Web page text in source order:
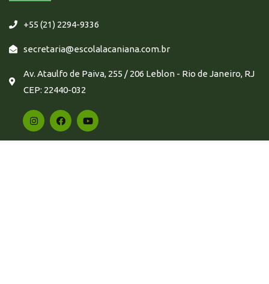
+55 (21) 2294-9336
secretaria@escolalacaniana.com.br
Av. Ataulfo de Paiva, 255 / 206 Leblon - Rio de Janeiro, RJ
CEP: 22440-032